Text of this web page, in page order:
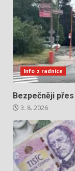
Info z radnice
Bezpečněji
3. 8. 2026